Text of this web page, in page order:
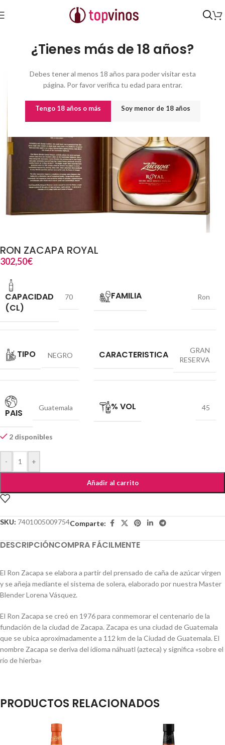
¿Tienes más de 18 años?
Debes tener al menos 18 años para poder visitar esta
página. Por favor verifica tu edad para entrar.
Tengo 18 años o más Soy menor de 18 años
Inicio Destilados y licores
RON ZACAPA ROYAL
302,50€
CAPACIDAD
(CL)
70 FAMILIA Ron
TIPO NEGRO CARACTERISTICA
GRAN
RESERVA
PAIS Guatemala % VOL 45
2 disponibles
- +
Añadir al carrito
SKU: 7401005009754Comparte:
DESCRIPCIÓNCOMPRA FÁCILMENTE
El Ron Zacapa se elabora a partir del prensado de caña de azúcar virgen
y se añeja mediante el sistema de solera, elaborado por nuestra Master
Blender Lorena Vásquez.
El Ron Zacapa se creó en 1976 para conmemorar el centenario de la
fundación de la ciudad de Zacapa. Zacapa es una ciudad de Guatemala
que se ubica aproximadamente a 112 km de la Ciudad de Guatemala. El
nombre Zacapa se deriva del idioma náhuatl (azteca) y significa «sobre el
río de hierba»
PRODUCTOS RELACIONADOS